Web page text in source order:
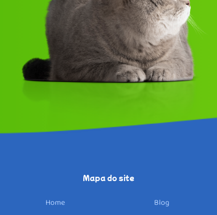
Sobre
Mapa do site
Home
Blog